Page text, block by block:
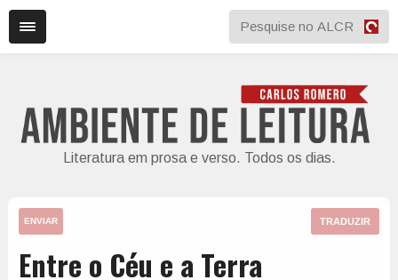
Literatura em prosa e verso. Todos os dias.
ENVIAR TRADUZIR
Entre o Céu e a Terra